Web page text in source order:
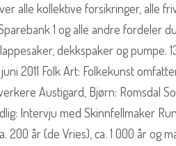
alle kollektive forsikringer, alle
1 og alle andre fordeler
dekkspaker og pumpe.
2011 Folk Art: Folkekunst
Austigard, Bjørn: Romsdal
Intervju med Skinnfellmaker
200 år (de Vries), ca. 1 000 år og